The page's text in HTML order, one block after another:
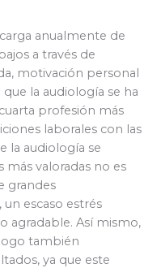
anualmente de
a través de
motivación personal
la audiología se ha
profesión más
laborales con las
la audiología se
valoradas no es
grandes
escaso estrés
agradable. Así mismo,
también
ya que este